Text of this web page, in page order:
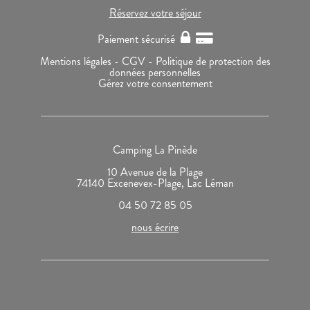
Réservez votre séjour
Paiement sécurisé
Mentions légales - CGV - Politique de protection des
données personnelles
Gérez votre consentement
Camping La Pinède
10 Avenue de la Plage
74140 Excenevex-Plage, Lac Léman
04 50 72 85 05
nous écrire